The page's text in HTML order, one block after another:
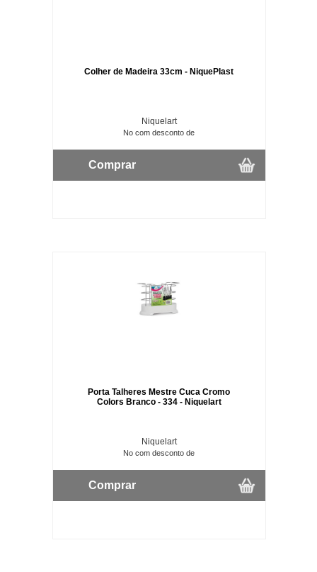
Colher de Madeira 33cm - NiquePlast
Niquelart
No com desconto de
Comprar
Porta Talheres Mestre Cuca Cromo
Colors Branco - 334 - Niquelart
Niquelart
No com desconto de
Comprar